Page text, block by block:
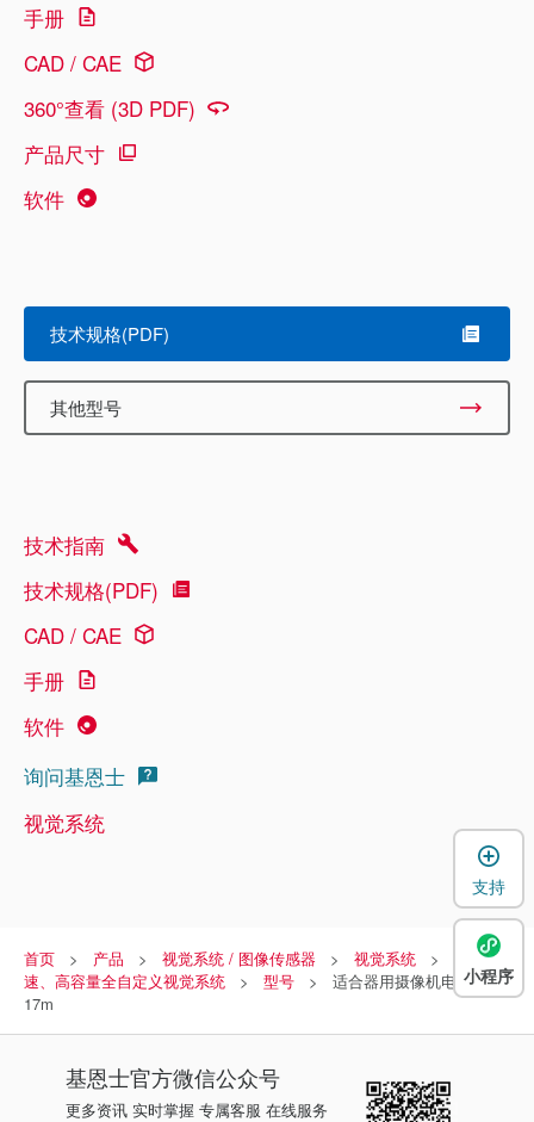
手册
CAD / CAE
360°查看 (3D PDF)
产品尺寸
软件
技术规格(PDF)
其他型号
技术指南
技术规格(PDF)
CAD / CAE
手册
软件
询问基恩士
视觉系统
首页 产品 视觉系统 / 图像传感器 视觉系统
超高
速、高容量全自定义视觉系统
型号
适合器用摄像机电缆
17m
基恩士官方微信公众号
更多资讯 实时掌握 专属客服 在线服务
支持
小程序